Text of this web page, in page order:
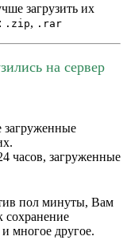
загрузить их
.zip, .rar
на сервер
загруженные
часов, загруженные
пол минуты, Вам
сохранение
многое другое.